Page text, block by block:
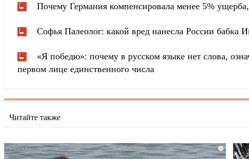
Почему Германия компенсировала менее 5%
Софья Палеолог: какой вред нанесла России бабка
«Я победю»: почему в русском языке нет слова,
первом лице единственного числа
Читайте также
i